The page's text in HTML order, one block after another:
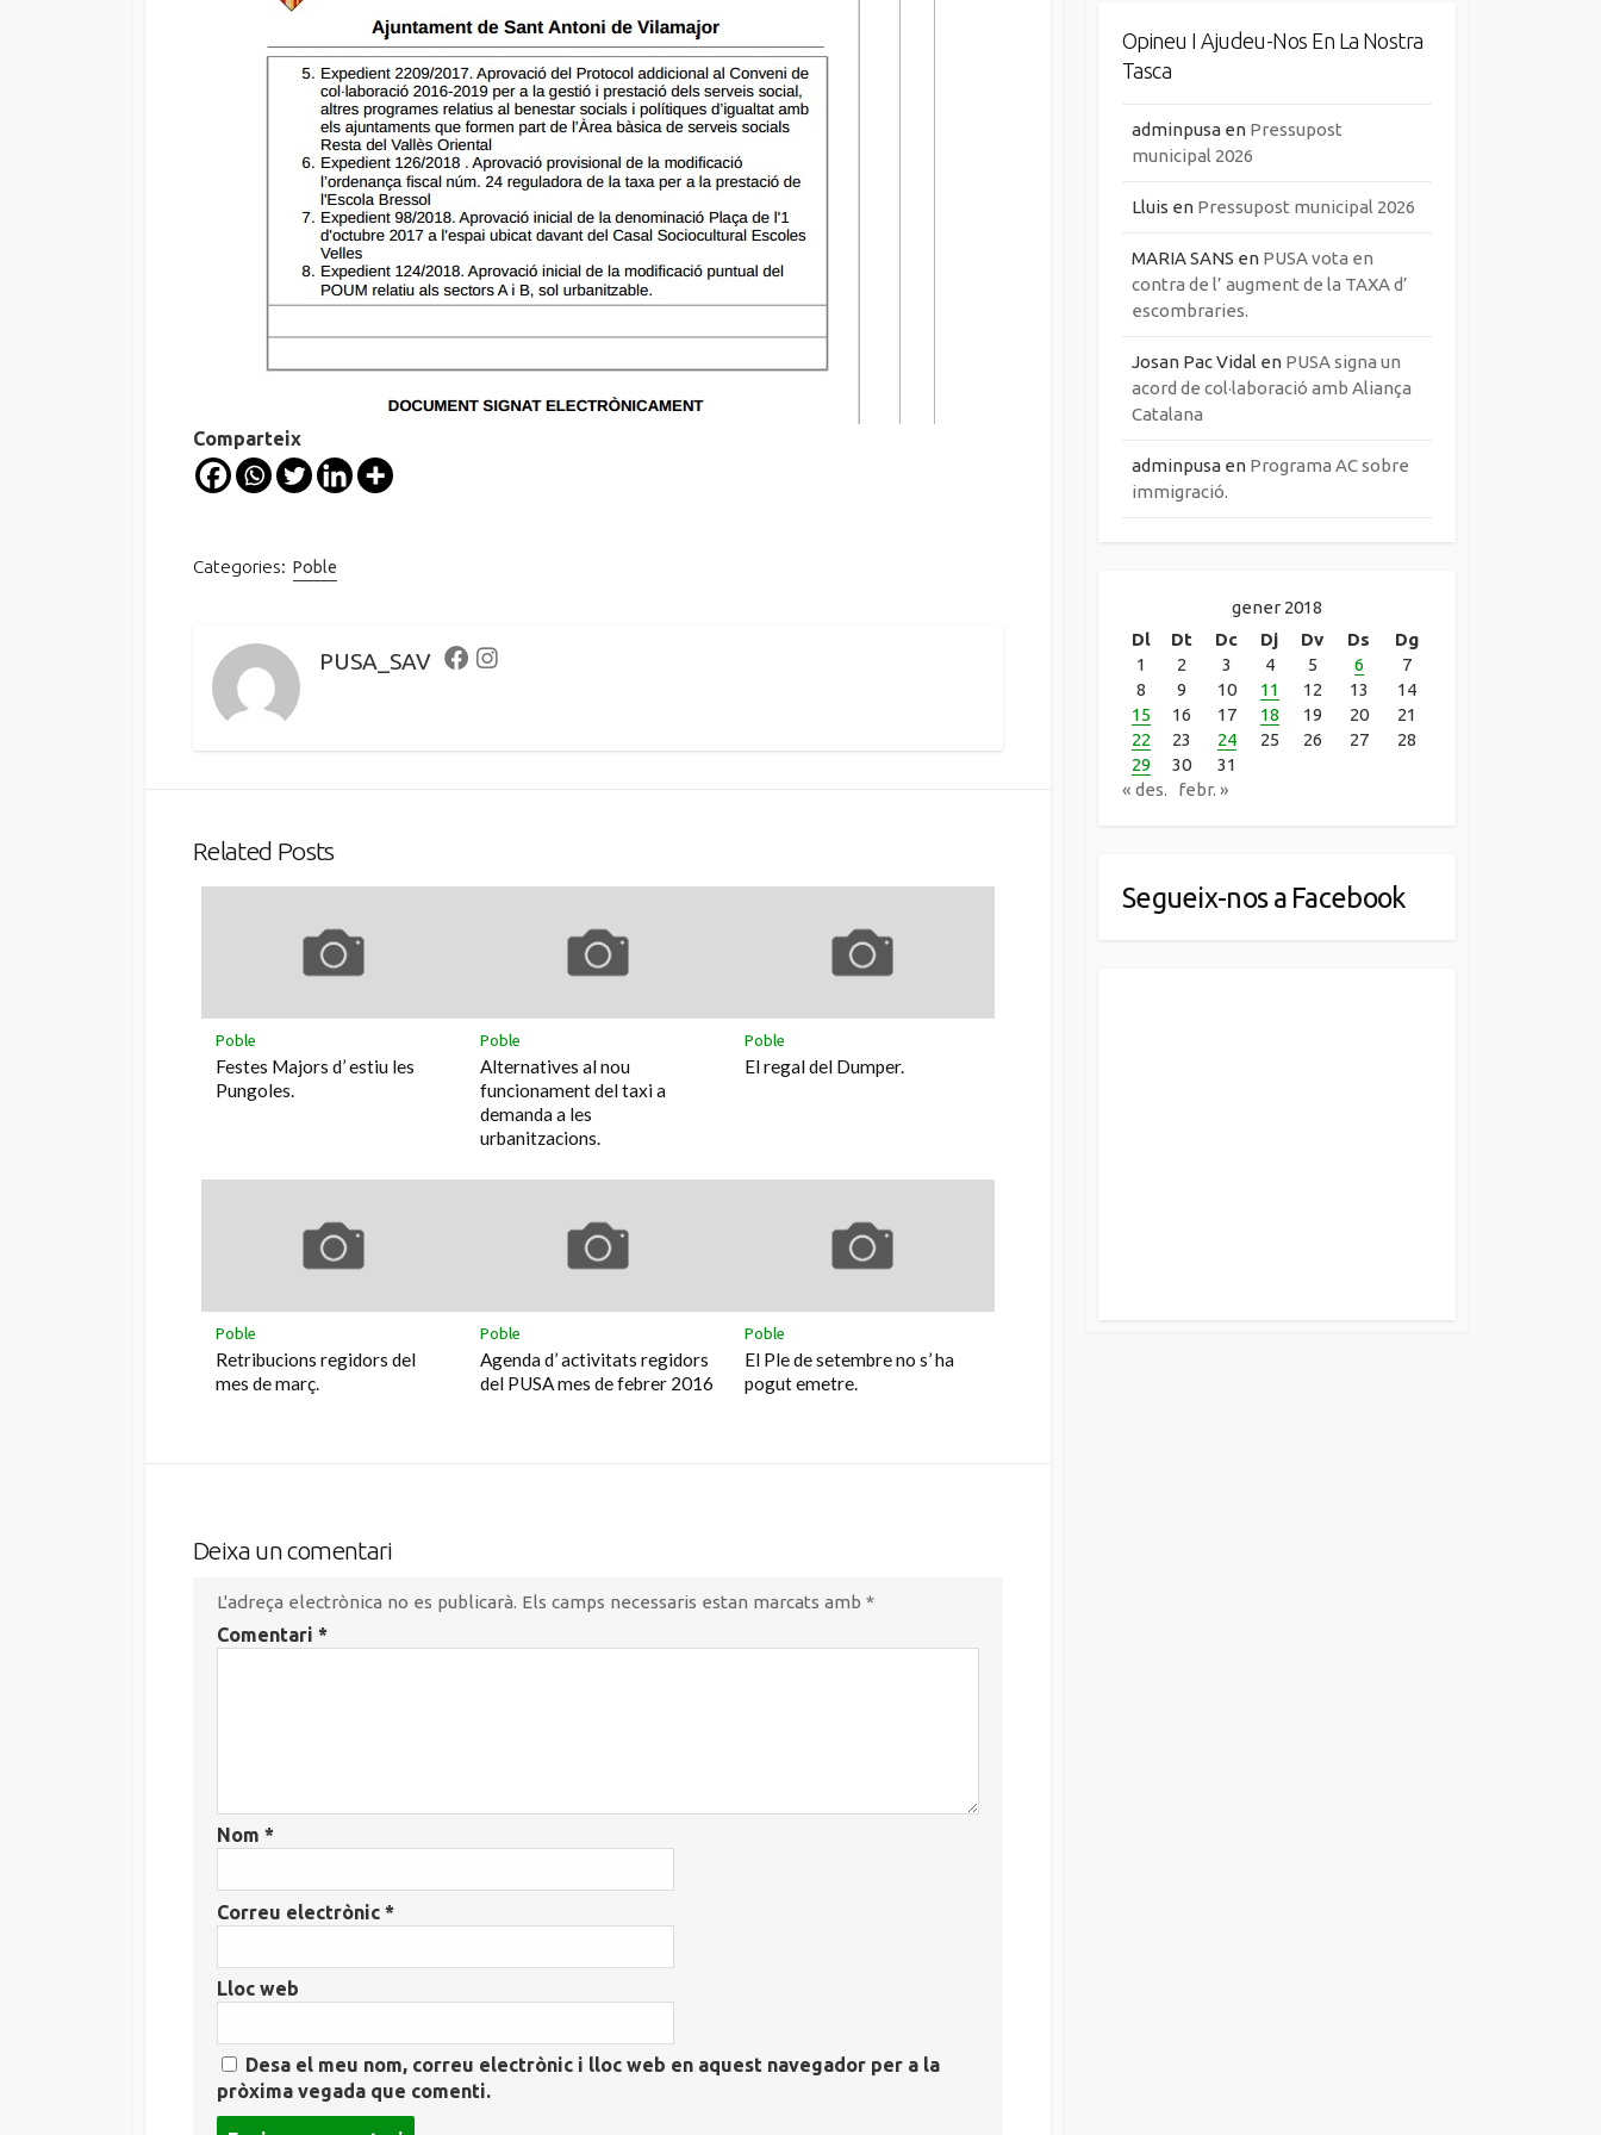
Comparteix
Categories: Poble
PUSA_SAV Facebook
Related Posts
Poble
Festes Majors d’ estiu les
Pungoles.
Poble
Alternatives al nou
funcionament del taxi a
demanda a les
urbanitzacions.
Poble
El regal del Dumper.
Poble
Retribucions regidors del
mes de març.
Poble
Agenda d’ activitats regidors
del PUSA mes de febrer 2016
Poble
El Ple de setembre no s’ ha
pogut emetre.
Deixa un comentari
L'adreça electrònica no es publicarà. Els camps necessaris estan marcats amb *
Comentari *
Nom *
Correu electrònic *
Lloc web
Desa el meu nom, correu electrònic i lloc web en aquest navegador per a la
pròxima vegada que comenti.
Opineu I Ajudeu-Nos En La Nostra
Tasca
adminpusa en Pressupost
municipal 2026
Lluis en Pressupost municipal 2026
MARIA SANS en PUSA vota en
contra de l’ augment de la TAXA d’
escombraries.
Josan Pac Vidal en PUSA signa un
acord de col·laboració amb Aliança
Catalana
adminpusa en Programa AC sobre
immigració.
gener 2018
Dl
Dt Dc Dj Dv Ds
Dg
1
2 3 4 5 6
7
8
9 10 11 12 13
14
15
16 17 18 19 20
21
22
23 24 25 26 27
28
29
30
31
« des.
febr. »
Segueix-nos a Facebook